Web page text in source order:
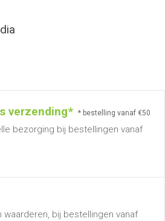
verzending* * bestelling vanaf €50
bezorging bij bestellingen vanaf
waarderen, bij bestellingen vanaf